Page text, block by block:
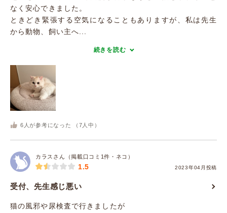
なく安心できました。
ときどき緊張する空気になることもありますが、私は先生
から動物、飼い主へ...
続きを読む
6 人が参考になった （ 7 人中）
カラスさん（掲載口コミ1件・ネコ）
2023年04月投稿
1.5
受付、先生感じ悪い
猫の風邪や尿検査で行きましたが